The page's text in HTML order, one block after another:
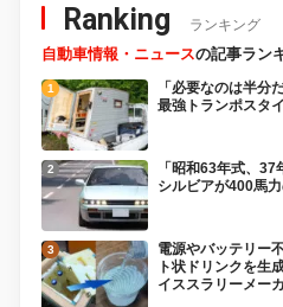
Ranking ランキング
自動車情報・ニュースの記事ラン
「必要なのは半分
最強トランポスタ
「昭和63年式、
シルビアが400馬
電源やバッテリー
ト状ドリンクを生
イススラリーメー